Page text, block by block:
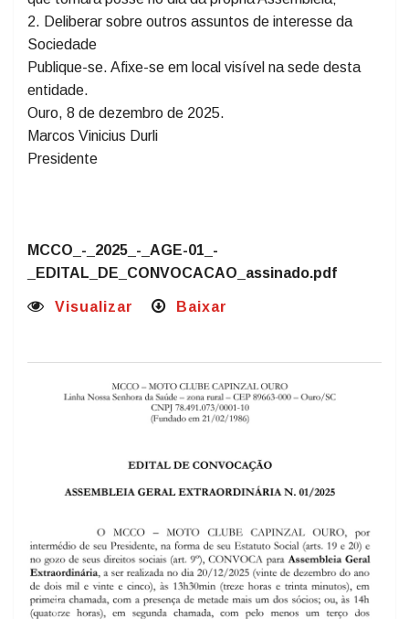
1. Deliberar sobre a eleição da nova Diretoria, para o
biênio 2025/2027,
que tomará posse no dia da própria Assembleia;
2. Deliberar sobre outros assuntos de interesse da
Sociedade
Publique-se. Afixe-se em local visível na sede desta
entidade.